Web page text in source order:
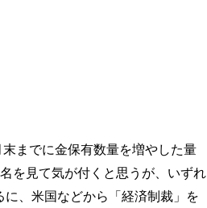
までに金保有数量を増やした量
を見て気が付くと思うが、いずれ
、米国などから「経済制裁」を